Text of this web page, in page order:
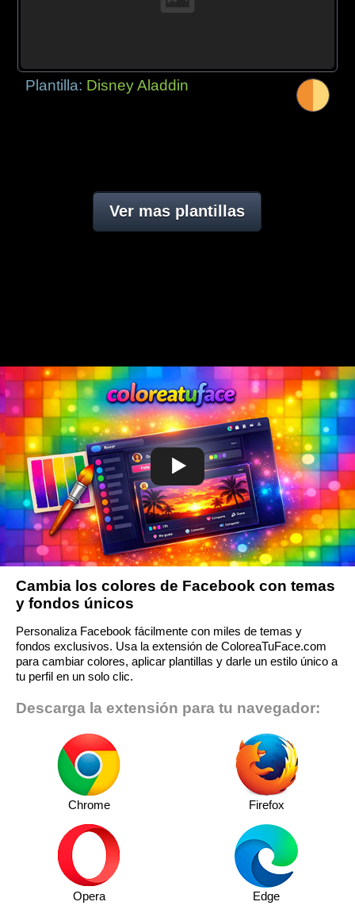
Plantilla: Disney Aladdin
Ver mas plantillas
Cambia los colores de Facebook con temas
y fondos únicos
Personaliza Facebook fácilmente con miles de temas y
fondos exclusivos. Usa la extensión de ColoreaTuFace.com
para cambiar colores, aplicar plantillas y darle un estilo único a
tu perfil en un solo clic.
Descarga la extensión para tu navegador:
Chrome Firefox
Opera Edge